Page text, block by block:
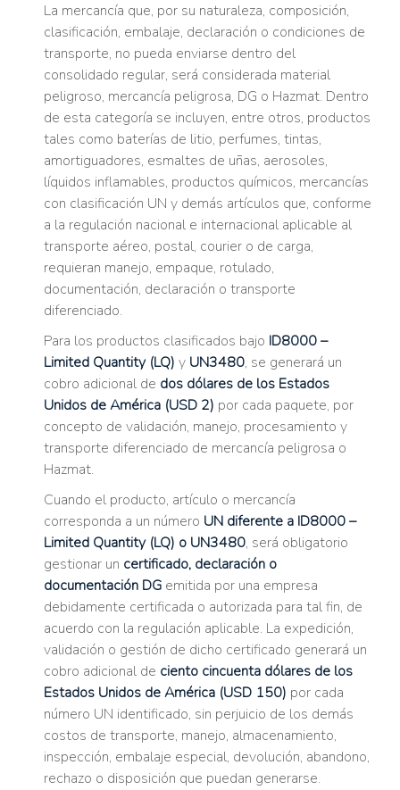
La mercancía que, por su naturaleza, composición,
clasificación, embalaje, declaración o condiciones de
transporte, no pueda enviarse dentro del
consolidado regular, será considerada material
peligroso, mercancía peligrosa, DG o Hazmat. Dentro
de esta categoría se incluyen, entre otros, productos
tales como baterías de litio, perfumes, tintas,
amortiguadores, esmaltes de uñas, aerosoles,
líquidos inflamables, productos químicos, mercancías
con clasificación UN y demás artículos que, conforme
a la regulación nacional e internacional aplicable al
transporte aéreo, postal, courier o de carga,
requieran manejo, empaque, rotulado,
documentación, declaración o transporte
diferenciado.
Para los productos clasificados bajo ID8000 –
Limited Quantity (LQ) y UN3480, se generará un
cobro adicional de dos dólares de los Estados
Unidos de América (USD 2) por cada paquete, por
concepto de validación, manejo, procesamiento y
transporte diferenciado de mercancía peligrosa o
Hazmat.
Cuando el producto, artículo o mercancía
corresponda a un número UN diferente a ID8000 –
Limited Quantity (LQ) o UN3480, será obligatorio
gestionar un certificado, declaración o
documentación DG emitida por una empresa
debidamente certificada o autorizada para tal fin, de
acuerdo con la regulación aplicable. La expedición,
validación o gestión de dicho certificado generará un
cobro adicional de ciento cincuenta dólares de los
Estados Unidos de América (USD 150) por cada
número UN identificado, sin perjuicio de los demás
costos de transporte, manejo, almacenamiento,
inspección, embalaje especial, devolución, abandono,
rechazo o disposición que puedan generarse.